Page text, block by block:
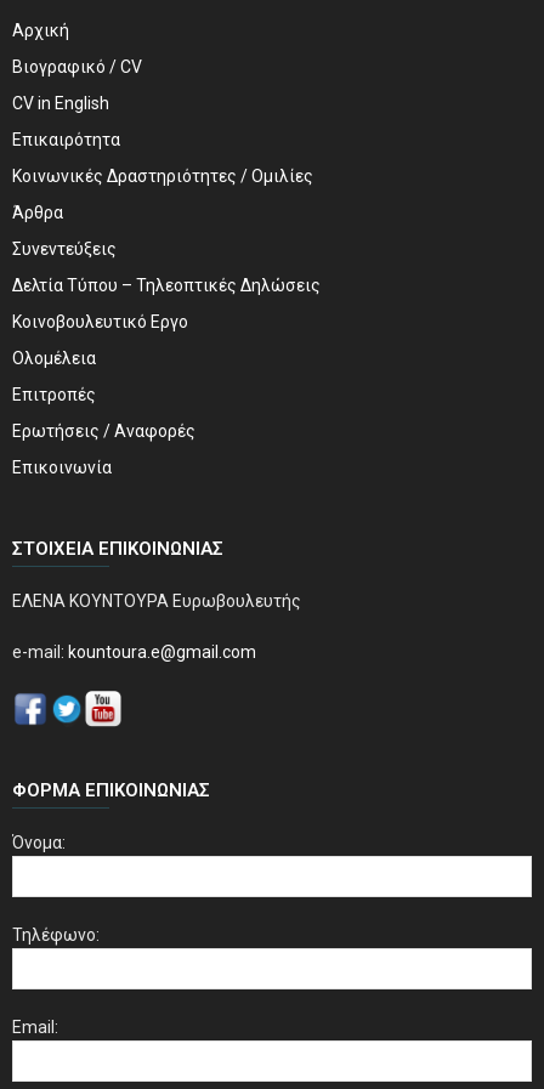
Αρχική
Βιογραφικό / CV
CV in English
Επικαιρότητα
Κοινωνικές Δραστηριότητες / Ομιλίες
Άρθρα
Συνεντεύξεις
Δελτία Τύπου – Τηλεοπτικές Δηλώσεις
Κοινοβουλευτικό Εργο
Ολομέλεια
Επιτροπές
Ερωτήσεις / Αναφορές
Επικοινωνία
ΣΤΟΙΧΕΊΑ ΕΠΙΚΟΙΝΩΝΊΑΣ
ΕΛΕΝΑ ΚΟΥΝΤΟΥΡΑ Ευρωβουλευτής
e-mail: kountoura.e@gmail.com
ΦΌΡΜΑ ΕΠΙΚΟΙΝΩΝΊΑΣ
Όνομα:
Τηλέφωνο:
Email: